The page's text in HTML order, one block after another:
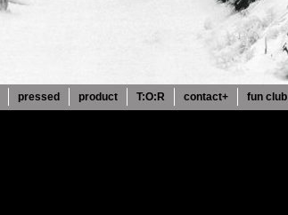
pressed product T:O:R contact+ fun club